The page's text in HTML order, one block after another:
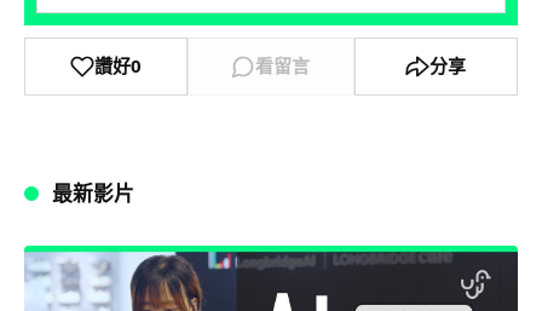
讚好0 看留言 分享
最新影片